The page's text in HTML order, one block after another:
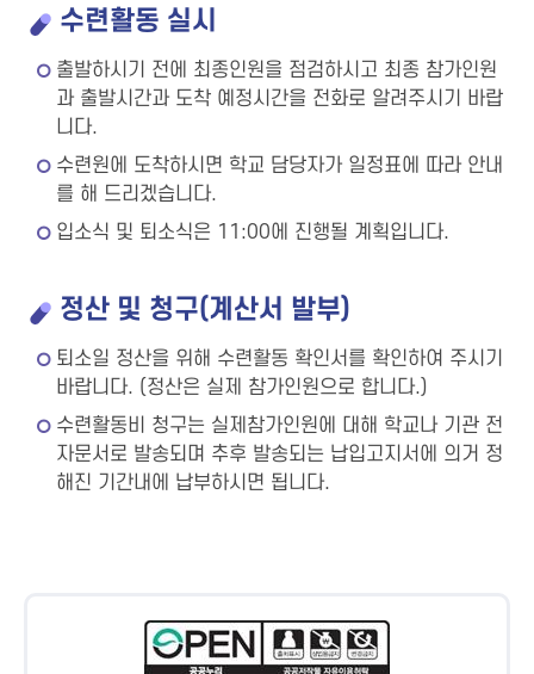
수련활동 실시
출발하시기 전에 최종인원을 점검하시고 최종 참가인원
과 출발시간과 도착 예정시간을 전화로 알려주시기 바랍
니다.
수련원에 도착하시면 학교 담당자가 일정표에 따라 안내
를 해 드리겠습니다.
입소식 및 퇴소식은 11:00에 진행될 계획입니다.
정산 및 청구(계산서 발부)
퇴소일 정산을 위해 수련활동 확인서를 확인하여 주시기
바랍니다. (정산은 실제 참가인원으로 합니다.)
수련활동비 청구는 실제참가인원에 대해 학교나 기관 전
자문서로 발송되며 추후 발송되는 납입고지서에 의거 정
해진 기간내에 납부하시면 됩니다.